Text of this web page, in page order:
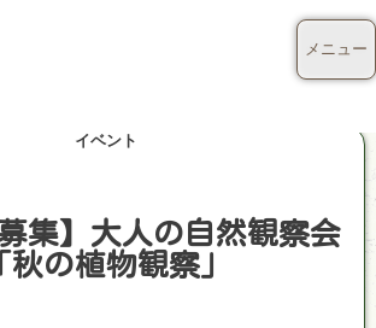
イベント
集】大人の自然観察会
秋の植物観察」
メニュー